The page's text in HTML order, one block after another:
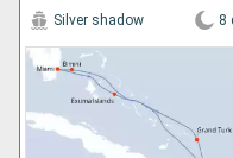
Silver shadow 8